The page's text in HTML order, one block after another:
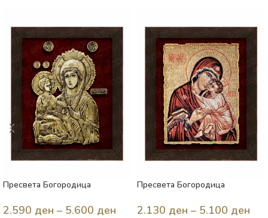
Пресвета Богородица
2.590 ден – 5.600 ден
Пресвета Богородица
2.130 ден – 5.100 ден